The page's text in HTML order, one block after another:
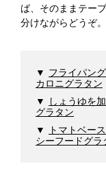
ば、そのままテー
分けながらどうぞ。
フライパン
カロニグラタン
しょうゆを
グラタン
トマトベー
シーフードグラ